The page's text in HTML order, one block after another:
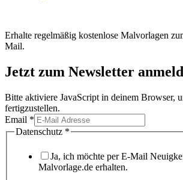
Erhalte regelmäßig kostenlose Malvorlagen
Mail.
Jetzt zum Newsletter
Bitte aktiviere JavaScript in deinem Browser,
fertigzustellen.
Email *
EmailDatenschutz *
Ja, ich möchte per E-Mail
Malvorlage.de erhalten.